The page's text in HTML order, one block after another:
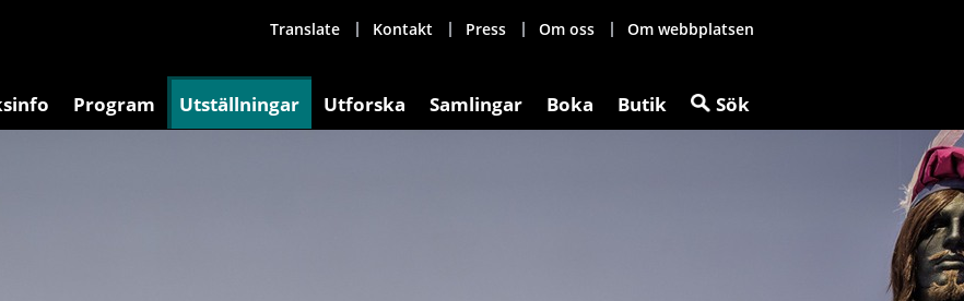
Translate Kontakt Press Om oss Om webbplatsen
Program Utställningar Utforska Samlingar Boka Butik Sök